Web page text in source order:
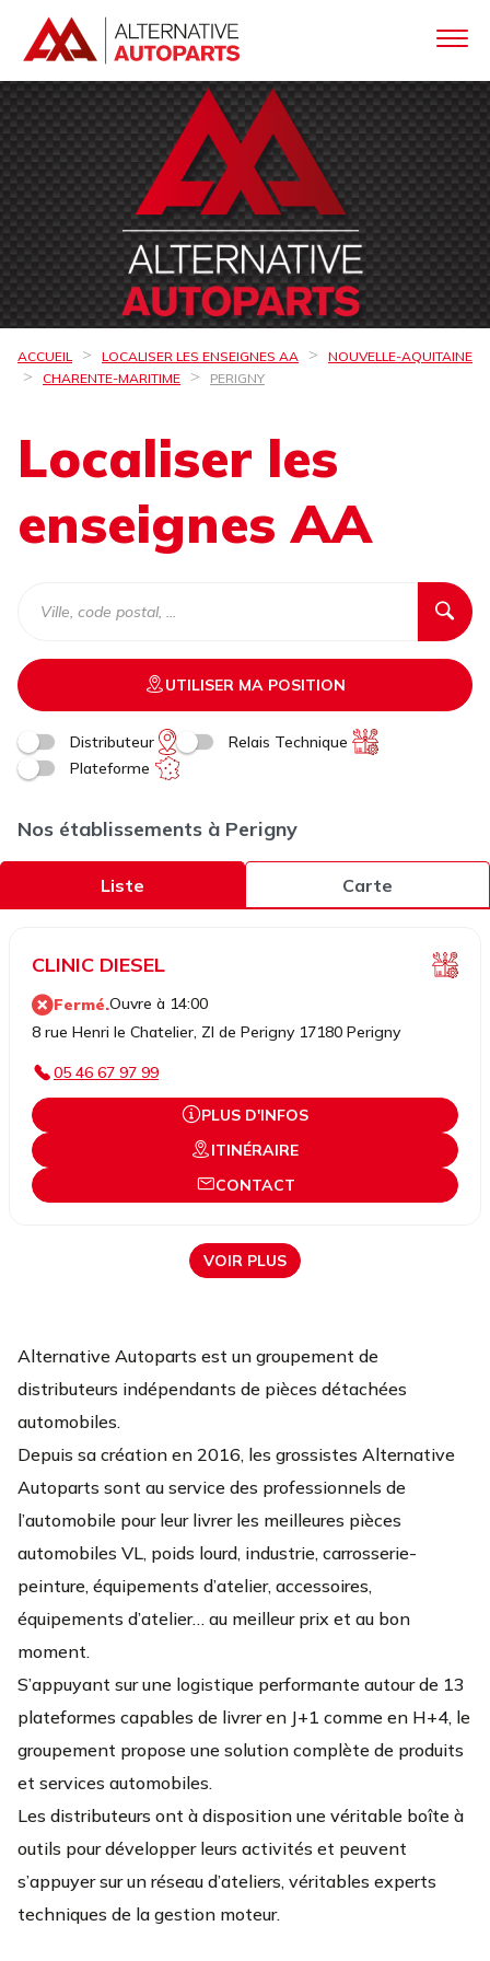
ACCUEIL LOCALISER LES ENSEIGNES AA
NOUVELLE-AQUITAINE
CHARENTE-MARITIME
PERIGNY
Localiser les
enseignes AA
UTILISER MA POSITION
Distributeur
Relais Technique
Plateforme
Nos établissements à Perigny
Liste Carte
CLINIC DIESEL
Fermé.Ouvre à 14:00
8 rue Henri le Chatelier, ZI de Perigny 17180 Perigny
05 46 67 97 99
PLUS D'INFOS
ITINÉRAIRE
CONTACT
VOIR PLUS
Alternative Autoparts est un groupement de
distributeurs indépendants de pièces détachées
automobiles.
Depuis sa création en 2016, les grossistes Alternative
Autoparts sont au service des professionnels de
l’automobile pour leur livrer les meilleures pièces
automobiles VL, poids lourd, industrie, carrosserie-
peinture, équipements d’atelier, accessoires,
équipements d’atelier… au meilleur prix et au bon
moment.
S’appuyant sur une logistique performante autour de 13
plateformes capables de livrer en J+1 comme en H+4, le
groupement propose une solution complète de produits
et services automobiles.
Les distributeurs ont à disposition une véritable boîte à
outils pour développer leurs activités et peuvent
s’appuyer sur un réseau d’ateliers, véritables experts
techniques de la gestion moteur.